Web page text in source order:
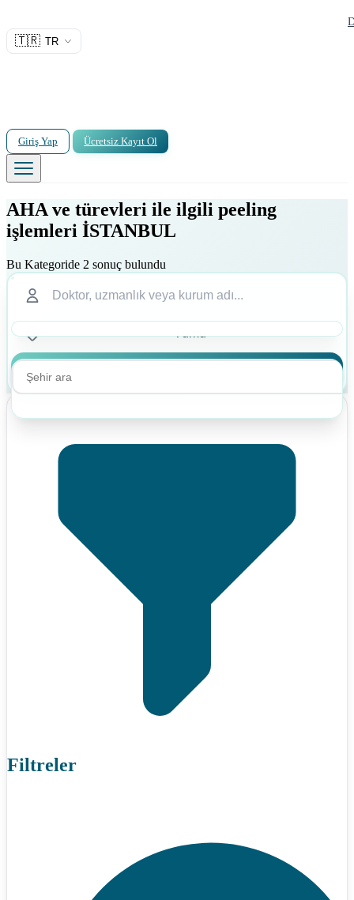
🇹🇷 TR
Giriş Yap Ücretsiz Kayıt Ol
AHA ve türevleri ile ilgili peeling
işlemleri İSTANBUL
Bu Kategoride 2 sonuç bulundu
Filtreler